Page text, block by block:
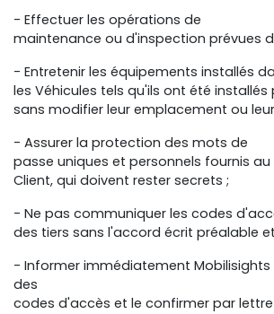
- Effectuer les opérations de
maintenance ou d'inspection prévues
- Entretenir les équipements installés
les Véhicules tels qu'ils ont été
sans modifier leur emplacement ou
- Assurer la protection des mots de
passe uniques et personnels fournis au
Client, qui doivent rester secrets ;
- Ne pas communiquer les codes
des tiers sans l'accord écrit préalable
- Informer immédiatement
des
codes d'accès et le confirmer par